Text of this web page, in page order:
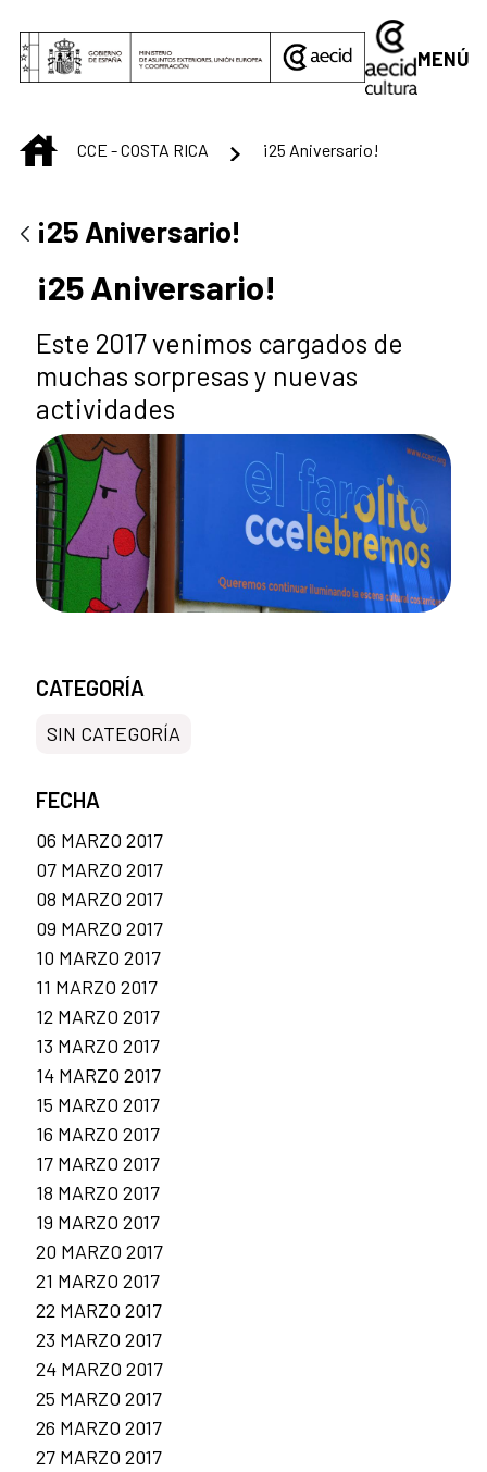
MENÚ
INICIO
CCE - COSTA RICA ¡25 Aniversario!
¡25 Aniversario!
¡25 Aniversario!
Este 2017 venimos cargados de
muchas sorpresas y nuevas
actividades
CATEGORÍA
SIN CATEGORÍA
FECHA
06 MARZO 2017
07 MARZO 2017
08 MARZO 2017
09 MARZO 2017
10 MARZO 2017
11 MARZO 2017
12 MARZO 2017
13 MARZO 2017
14 MARZO 2017
15 MARZO 2017
16 MARZO 2017
17 MARZO 2017
18 MARZO 2017
19 MARZO 2017
20 MARZO 2017
21 MARZO 2017
22 MARZO 2017
23 MARZO 2017
24 MARZO 2017
25 MARZO 2017
26 MARZO 2017
27 MARZO 2017